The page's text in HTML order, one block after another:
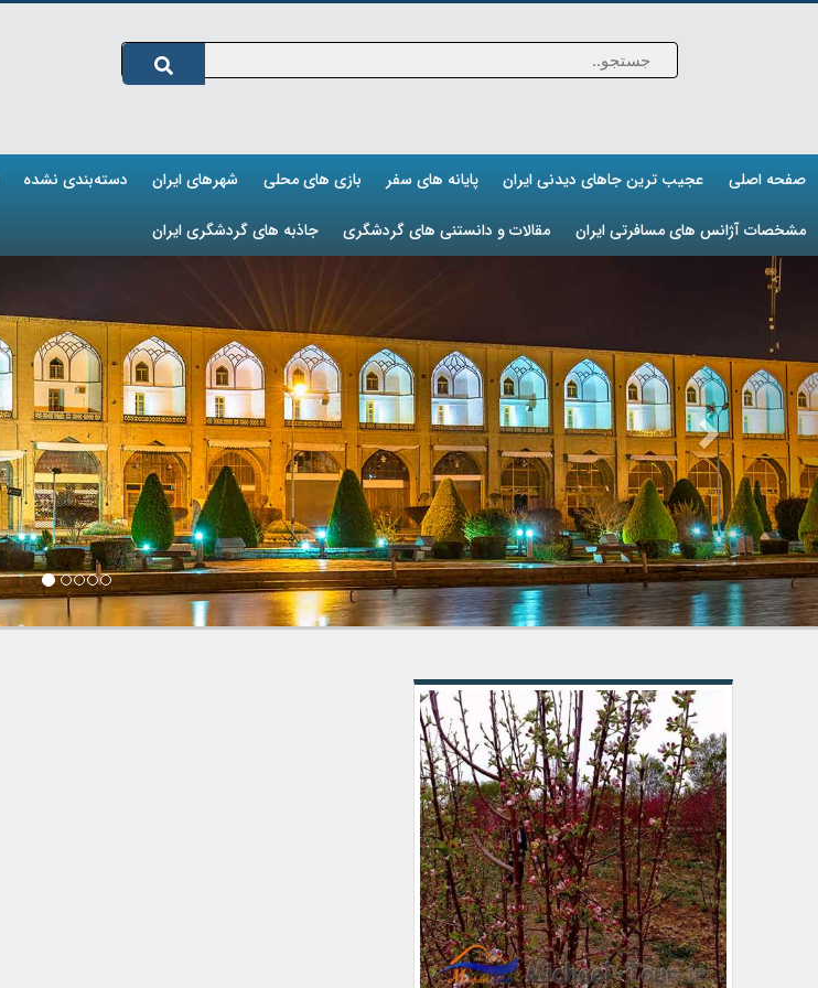
صفحه اصلی عجیب ترین جاهای دیدنی ایران پایانه های سفر بازی های محلی شهرهای ایران دسته‌بندی نشده
مشخصات آژانس های مسافرتی ایران مقالات و دانستنی های گردشگری جاذبه های گردشگری ایران